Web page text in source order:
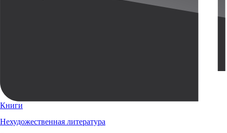
Книги
Нехудожественная литература